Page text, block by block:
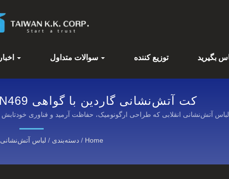
توزیع کننده
کت آتش‌نشانی گاردین با گواهی EN469 و ایمنی فوتولومینسانت
لباس آتش‌نشانی انقلابی که طراحی ارگونومیک، حفاظت آرمید و فناوری
Home
/ دسته‌بندی / لباس